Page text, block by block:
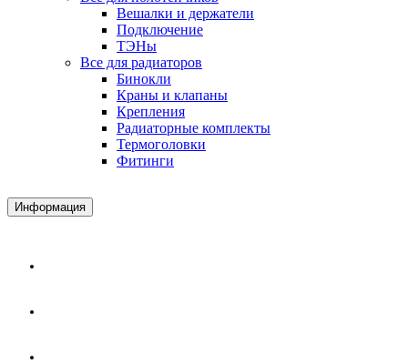
Вешалки и держатели
Подключение
ТЭНы
Все для радиаторов
Бинокли
Краны и клапаны
Крепления
Радиаторные комплекты
Термоголовки
Фитинги
Информация